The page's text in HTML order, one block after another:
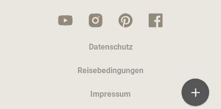
Datenschutz
Reisebedingungen
Impressum